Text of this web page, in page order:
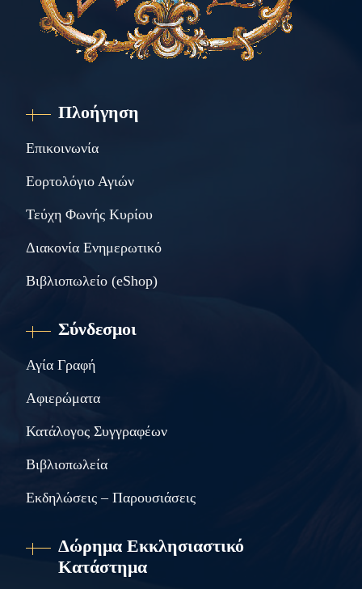
Πλοήγηση
Επικοινωνία
Εορτολόγιο Αγιών
Τεύχη Φωνής Κυρίου
Διακονία Ενημερωτικό
Βιβλιοπωλείο (eShop)
Σύνδεσμοι
Αγία Γραφή
Αφιερώματα
Κατάλογος Συγγραφέων
Βιβλιοπωλεία
Εκδηλώσεις – Παρουσιάσεις
Δώρημα Εκκλησιαστικό
Κατάστημα